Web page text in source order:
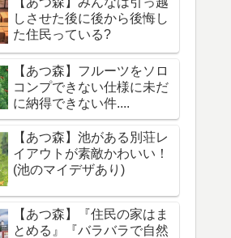
しさせた後に後から後悔し
た住民っている?
【あつ森】フルーツをソロ
コンプできない仕様に未だ
に納得できない件....
【あつ森】池がある別荘レ
イアウトが素敵かわいい！
(池のマイデザあり)
【あつ森】『住民の家はま
とめる』『バラバラで自然